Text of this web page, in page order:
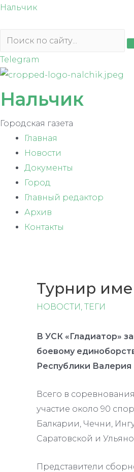
Перейти
содержимому
Нальчик
Telegram
Нальчик
Городская газета
Главная
Новости
Документы
Город
Главный редактор
Архив
Контакты
Турнир
НОВОСТИ , ТЕГИ
В УСК «Гладиатор»
боевому
Республики
Всего в
участие около 90
Балкарии, Чечни,
Саратовской и
Представители